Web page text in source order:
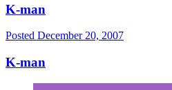
K-man
Posted December 20, 2007
K-man